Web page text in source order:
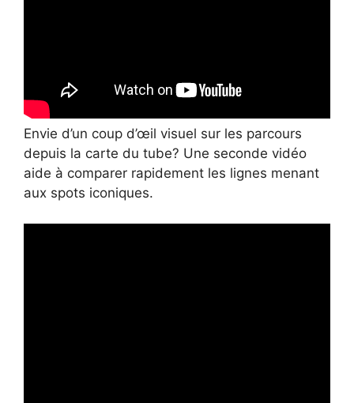
Envie d’un coup d’œil visuel sur les parcours
depuis la carte du tube? Une seconde vidéo
aide à comparer rapidement les lignes menant
aux spots iconiques.